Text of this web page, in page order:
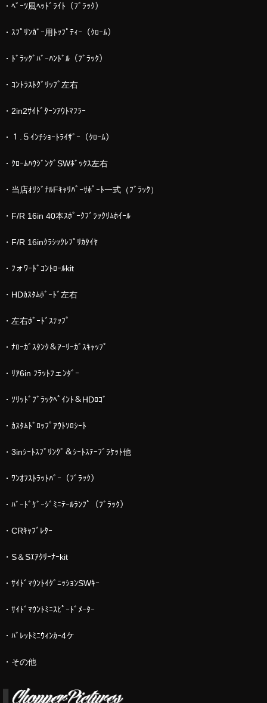
・ﾍﾞｰﾂ風ﾍｯﾄﾞﾗｲﾄ（ﾌﾞﾗｯｸ）
・ｽﾌﾟﾘﾝｶﾞｰ用ﾄｯﾌﾟﾃｨｰ（ｸﾛｰﾑ）
・ﾄﾞﾗｯｸﾞﾊﾞｰﾊﾝﾄﾞﾙ（ﾌﾞﾗｯｸ）
・ｺﾝﾄﾗｽﾄｸﾞﾘｯﾌﾟ左右
・2in2ｻｲﾄﾞﾀｰﾝｱｳﾄﾏﾌﾗｰ
・１.５ｲﾝﾁｼｮｰﾄﾗｲｻﾞｰ（ｸﾛｰﾑ）
・ｸﾛｰﾑﾊｳｼﾞﾝｸﾞSWﾎﾞｯｸｽ左右
・当店ｵﾘｼﾞﾅﾙFｷｬﾘﾊﾟｰｻﾎﾟｰﾄ一式（ﾌﾞﾗｯｸ）
・F/R 16in 40本ｽﾎﾟｰｸﾌﾞﾗｯｸﾘﾑﾎｲｰﾙ
・F/R 16inｸﾗｼｯｸﾚﾌﾟﾘｶﾀｲﾔ
・ﾌォﾜｰﾄﾞｺﾝﾄﾛｰﾙkit
・HDｶｽﾀﾑﾎﾞｰﾄﾞ左右
・左右ﾎﾞｰﾄﾞｽﾃｯﾌﾟ
・ﾅﾛｰｶﾞｽﾀﾝｸ＆ｱｰﾘｰｶﾞｽｷｬｯﾌﾟ
・ﾘｱ6in ﾌﾗｯﾄﾌェﾝﾀﾞｰ
・ｿﾘｯﾄﾞﾌﾞﾗｯｸﾍﾟｲﾝﾄ＆HDﾛｺﾞ
・ｶｽﾀﾑﾄﾞﾛｯﾌﾟｱｳﾄｿﾛｼｰﾄ
・3inｼｰﾄｽﾌﾟﾘﾝｸﾞ＆ｼｰﾄｽﾃｰﾌﾞﾗｹｯﾄ他
・ﾜﾝｵﾌｽﾄﾗｯﾄﾊﾞｰ（ﾌﾞﾗｯｸ）
・ﾊﾞｰﾄﾞｹﾞｰｼﾞﾐﾆﾃｰﾙﾗﾝﾌﾟ（ﾌﾞﾗｯｸ）
・CRｷｬﾌﾞﾚﾀｰ
・S＆Sｴｱｸﾘｰﾅｰkit
・ｻｲﾄﾞﾏｳﾝﾄｲｸﾞﾆｯｼｮﾝSWｷｰ
・ｻｲﾄﾞﾏｳﾝﾄﾐﾆｽﾋﾟｰﾄﾞﾒｰﾀｰ
・ﾊﾞﾚｯﾄﾐﾆｳｨﾝｶｰ4ケ
・その他